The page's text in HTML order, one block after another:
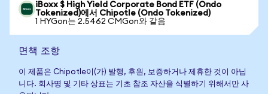
iBoxx $ High Yield Corporate Bond ETF (Ondo
Tokenized)에서 Chipotle (Ondo Tokenized)
1 HYGon는 2.5462 CMGon와 같음
면책 조항
이 제품은 Chipotle이(가) 발행, 후원, 보증하거나 제휴한 것이 아닙
니다. 회사명 및 기타 상표는 기초 참조 자산을 식별하기 위해서만 사